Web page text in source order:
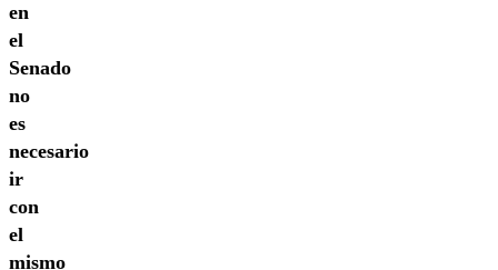
en
el
Senado
no
es
necesario
ir
con
el
mismo